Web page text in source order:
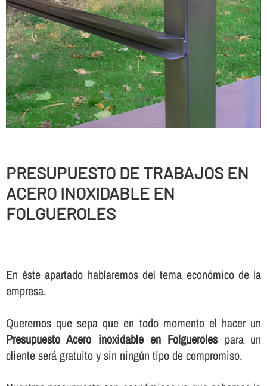
PRESUPUESTO DE TRABAJOS EN
ACERO INOXIDABLE EN
FOLGUEROLES
En éste apartado hablaremos del tema económico de la
empresa.
Queremos que sepa que en todo momento el hacer un
Presupuesto Acero inoxidable en Folguerolespara un
cliente será gratuito y sin ningún tipo de compromiso.